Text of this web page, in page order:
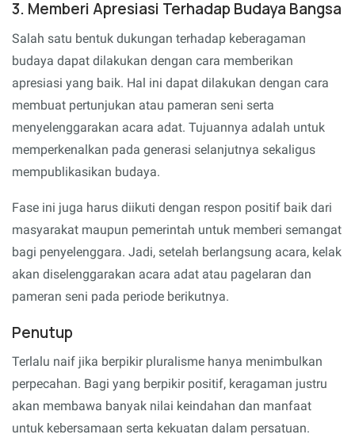
3. Memberi Apresiasi Terhadap Budaya Bangsa
Salah satu bentuk dukungan terhadap keberagaman
budaya dapat dilakukan dengan cara memberikan
apresiasi yang baik. Hal ini dapat dilakukan dengan cara
membuat pertunjukan atau pameran seni serta
menyelenggarakan acara adat. Tujuannya adalah untuk
memperkenalkan pada generasi selanjutnya sekaligus
mempublikasikan budaya.
Fase ini juga harus diikuti dengan respon positif baik dari
masyarakat maupun pemerintah untuk memberi semangat
bagi penyelenggara. Jadi, setelah berlangsung acara, kelak
akan diselenggarakan acara adat atau pagelaran dan
pameran seni pada periode berikutnya.
Penutup
Terlalu naif jika berpikir pluralisme hanya menimbulkan
perpecahan. Bagi yang berpikir positif, keragaman justru
akan membawa banyak nilai keindahan dan manfaat
untuk kebersamaan serta kekuatan dalam persatuan.